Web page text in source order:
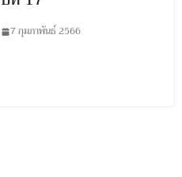
7 กุมภาพันธ์ 2566